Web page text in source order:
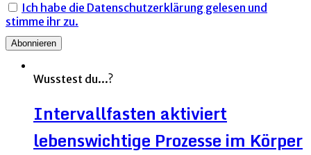
Ich habe die Datenschutzerklärung gelesen und
stimme ihr zu.
Wusstest du...?
Intervallfasten aktiviert
lebenswichtige Prozesse im Körper